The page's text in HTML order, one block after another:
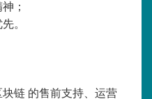
；
。
链 的售前支持、运营